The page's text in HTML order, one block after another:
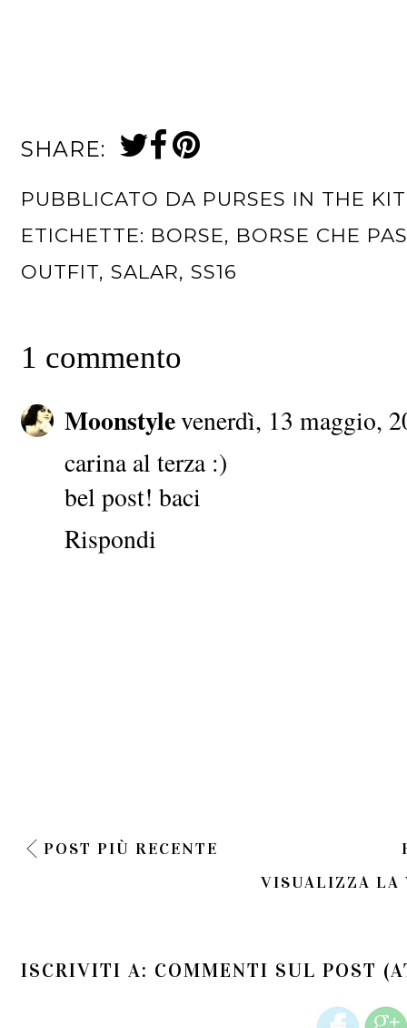
SHARE:
PUBBLICATO DA PURSES IN THE
ETICHETTE: BORSE, BORSE CHE
OUTFIT, SALAR, SS16
1 commento
Moonstylevenerdì, 13 maggio,
carina al terza :)
bel post! baci
Rispondi
POST PIÙ RECENTE
VISUALIZZA LA
ISCRIVITI A: COMMENTI SUL POST